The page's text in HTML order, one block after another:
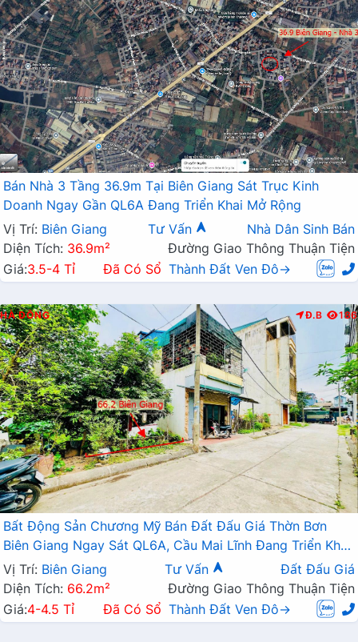
Bán Nhà 3 Tầng 36.9m Tại Biên Giang Sát Trục Kinh
Doanh Ngay Gần QL6A Đang Triển Khai Mở Rộng
Vị Trí: Biên Giang Tư Vấn
Nhà Dân Sinh Bán
Diện Tích: 36.9m²
Đường Giao Thông Thuận Tiện
Giá:3.5-4 Tỉ Đã Có Sổ Thành Đất Ven Đô→
HÀ ĐÔNG Đ.B 186
Bất Động Sản Chương Mỹ Bán Đất Đấu Giá Thờn Bơn
Biên Giang Ngay Sát QL6A, Cầu Mai Lĩnh Đang Triển Khai
Mở Rộng
Vị Trí: Biên Giang Tư Vấn
Đất Đấu Giá
Diện Tích: 66.2m²
Đường Giao Thông Thuận Tiện
Giá:4-4.5 Tỉ Đã Có Sổ Thành Đất Ven Đô→